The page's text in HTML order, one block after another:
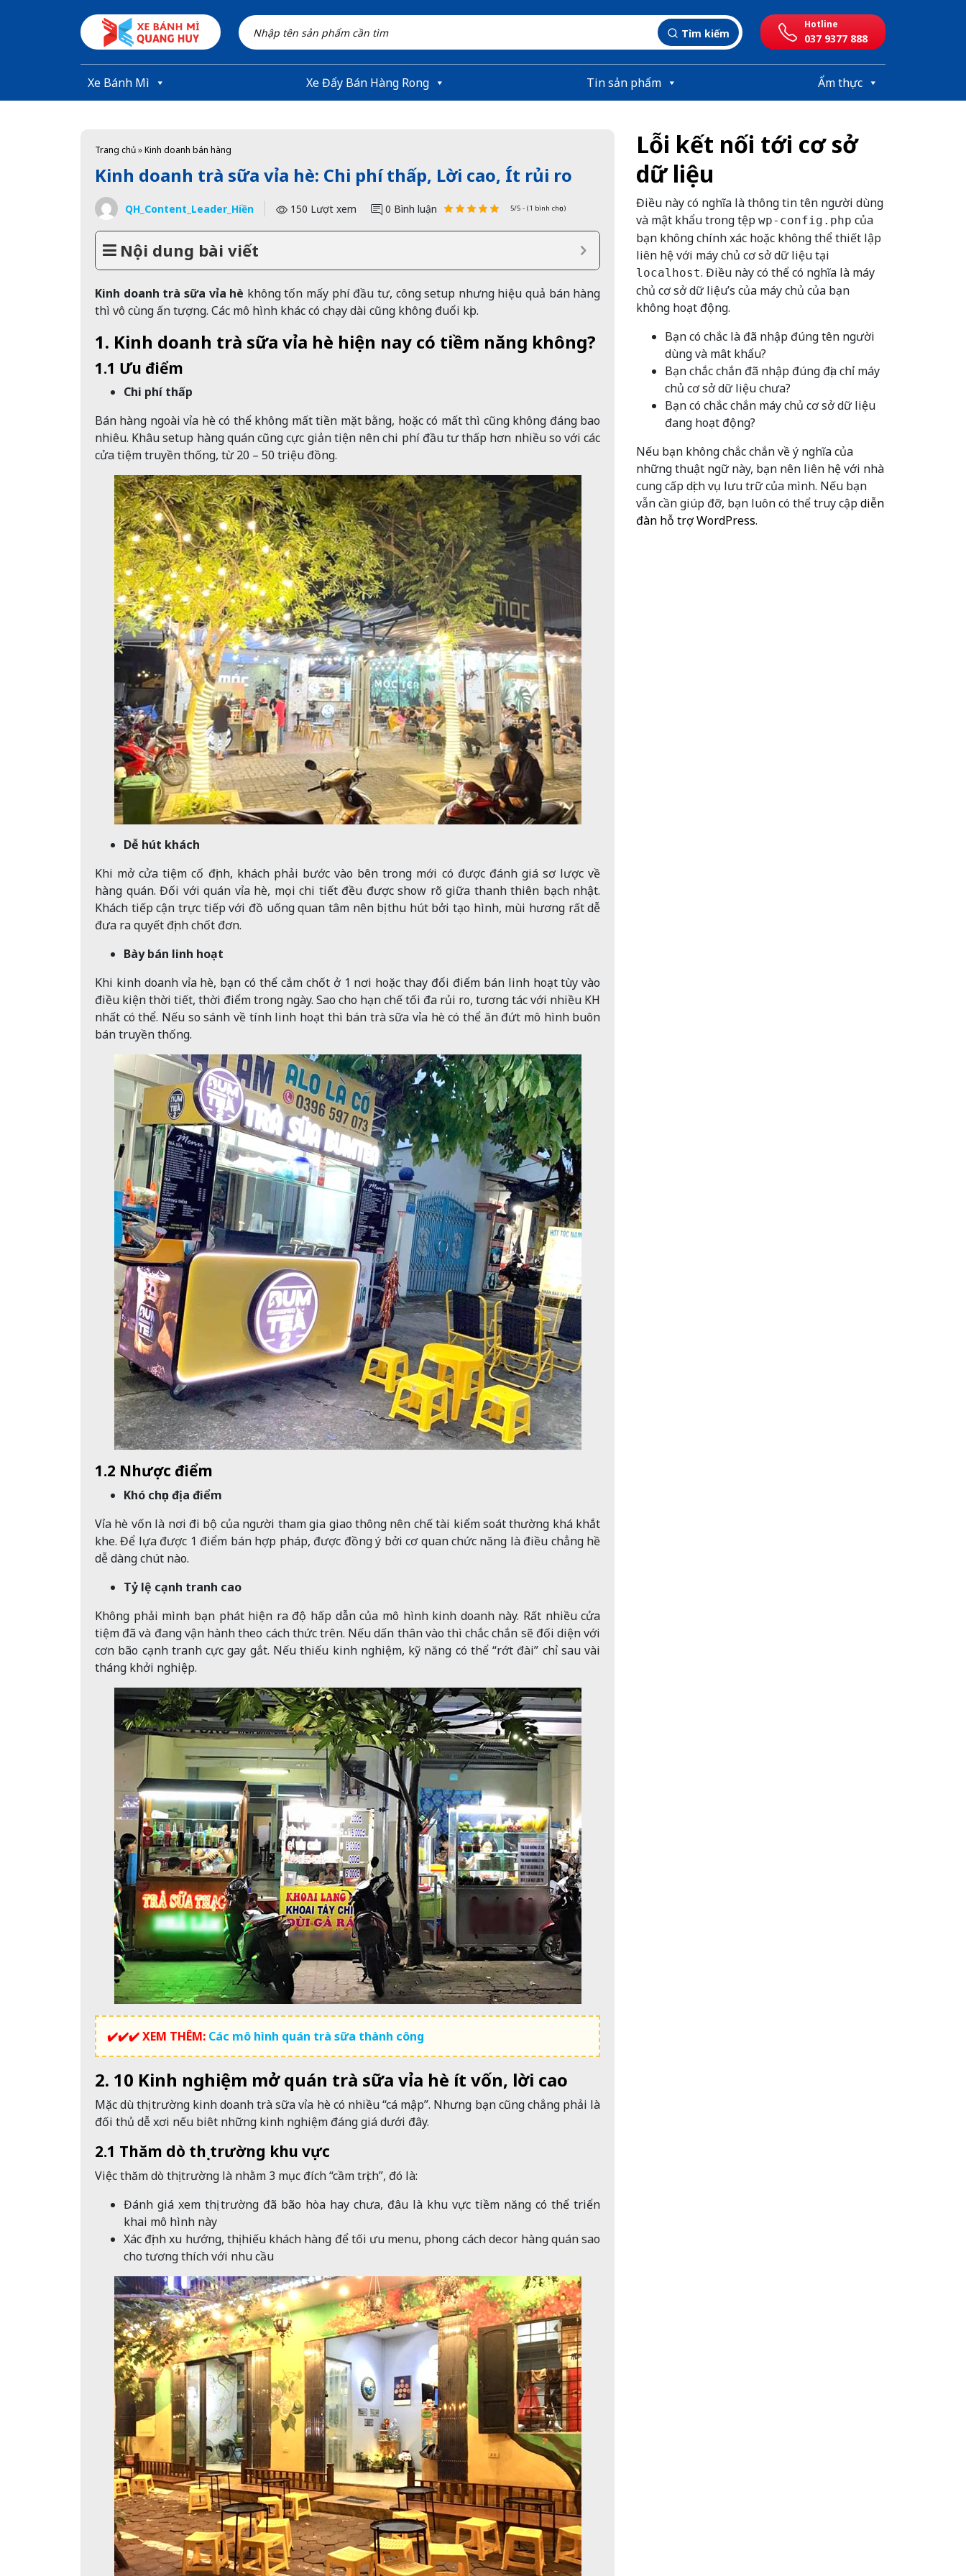
Tìm kiếm
Hotline
037 9377 888
Xe Bánh Mì Xe Đẩy Bán Hàng Rong Tin sản phẩm Ẩm thực
Trang chủ»Kinh doanh bán hàng
Kinh doanh trà sữa vỉa hè: Chi phí thấp, Lời cao, Ít rủi ro
QH_Content_Leader_Hiền 150 Lượt xem 0 Bình luận 5/5 - (1 bình chọn)
Nội dung bài viết
Kinh doanh trà sữa vỉa hè không tốn mấy phí đầu tư, công setup nhưng hiệu quả bán hàng
thì vô cùng ấn tượng. Các mô hình khác có chạy dài cũng không đuổi kịp.
1. Kinh doanh trà sữa vỉa hè hiện nay có tiềm năng không?
1.1 Ưu điểm
Chi phí thấp
Bán hàng ngoài vỉa hè có thể không mất tiền mặt bằng, hoặc có mất thì cũng không đáng bao
nhiêu. Khâu setup hàng quán cũng cực giản tiện nên chi phí đầu tư thấp hơn nhiều so với các
cửa tiệm truyền thống, từ 20 – 50 triệu đồng.
Dễ hút khách
Khi mở cửa tiệm cố định, khách phải bước vào bên trong mới có được đánh giá sơ lược về
hàng quán. Đối với quán vỉa hè, mọi chi tiết đều được show rõ giữa thanh thiên bạch nhật.
Khách tiếp cận trực tiếp với đồ uống quan tâm nên bị thu hút bởi tạo hình, mùi hương rất dễ
đưa ra quyết định chốt đơn.
Bày bán linh hoạt
Khi kinh doanh vỉa hè, bạn có thể cắm chốt ở 1 nơi hoặc thay đổi điểm bán linh hoạt tùy vào
điều kiện thời tiết, thời điểm trong ngày. Sao cho hạn chế tối đa rủi ro, tương tác với nhiều KH
nhất có thể. Nếu so sánh về tính linh hoạt thì bán trà sữa vỉa hè có thể ăn đứt mô hình buôn
bán truyền thống.
1.2 Nhược điểm
Khó chọn địa điểm
Vỉa hè vốn là nơi đi bộ của người tham gia giao thông nên chế tài kiểm soát thường khá khắt
khe. Để lựa được 1 điểm bán hợp pháp, được đồng ý bởi cơ quan chức năng là điều chẳng hề
dễ dàng chút nào.
Tỷ lệ cạnh tranh cao
Không phải mình bạn phát hiện ra độ hấp dẫn của mô hình kinh doanh này. Rất nhiều cửa
tiệm đã và đang vận hành theo cách thức trên. Nếu dấn thân vào thì chắc chắn sẽ đối diện với
cơn bão cạnh tranh cực gay gắt. Nếu thiếu kinh nghiệm, kỹ năng có thể “rớt đài” chỉ sau vài
tháng khởi nghiệp.
✔️✔️✔️ XEM THÊM: Các mô hình quán trà sữa thành công
2. 10 Kinh nghiệm mở quán trà sữa vỉa hè ít vốn, lời cao
Mặc dù thị trường kinh doanh trà sữa vỉa hè có nhiều “cá mập”. Nhưng bạn cũng chẳng phải là
đối thủ dễ xơi nếu biêt những kinh nghiệm đáng giá dưới đây.
2.1 Thăm dò thị trường khu vực
Việc thăm dò thị trường là nhằm 3 mục đích “cầm trịch”, đó là:
Đánh giá xem thị trường đã bão hòa hay chưa, đâu là khu vực tiềm năng có thể triển
khai mô hình này
Xác định xu hướng, thị hiếu khách hàng để tối ưu menu, phong cách decor hàng quán sao
cho tương thích với nhu cầu
Lỗi kết nối tới cơ sở
dữ liệu
Điều này có nghĩa là thông tin tên người dùng
và mật khẩu trong tệpwp-config.php của
bạn không chính xác hoặc không thể thiết lập
liên hệ với máy chủ cơ sở dữ liệu tại
localhost. Điều này có thể có nghĩa là máy
chủ cơ sở dữ liệu’s của máy chủ của bạn
không hoạt động.
Bạn có chắc là đã nhập đúng tên người
dùng và mât khẩu?
Bạn chắc chắn đã nhập đúng địa chỉ máy
chủ cơ sở dữ liệu chưa?
Bạn có chắc chắn máy chủ cơ sở dữ liệu
đang hoạt động?
Nếu bạn không chắc chắn về ý nghĩa của
những thuật ngữ này, bạn nên liên hệ với nhà
cung cấp dịch vụ lưu trữ của mình. Nếu bạn
vẫn cần giúp đỡ, bạn luôn có thể truy cậpdiễn
đàn hỗ trợ WordPress.